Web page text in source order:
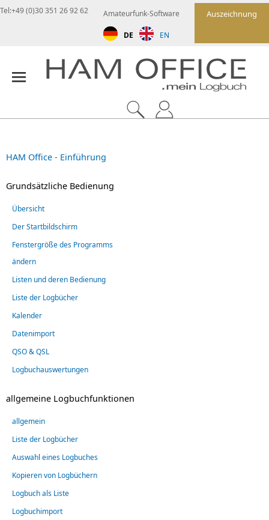
Auszeichnung
Amateurfunk-Software
DE EN
Tel:+49 (0)30 351 26 92 62
HAM Office - Einführung
Grundsätzliche Bedienung
Übersicht
Der Startbildschirm
Fenstergröße des Programms
ändern
Listen und deren Bedienung
Liste der Logbücher
Kalender
Datenimport
QSO & QSL
Logbuchauswertungen
allgemeine Logbuchfunktionen
allgemein
Liste der Logbücher
Auswahl eines Logbuches
Kopieren von Logbüchern
Logbuch als Liste
Logbuchimport